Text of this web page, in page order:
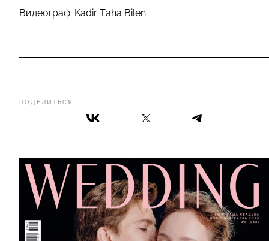
ПОДЕЛИТЬСЯ
Видеограф: Kadir Taha Bilen.